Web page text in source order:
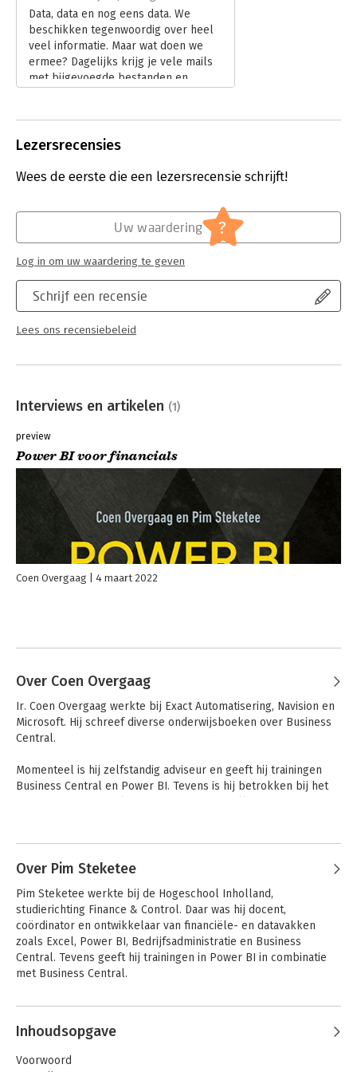
Doelgroep
Power BI voor financials is geschreven voor studenten in het
hoger beroepsonderwijs die een studie accountancy,
bedrijfseconomie, bedrijfskunde of finance & control volgen.
Data, data en nog eens data. We
beschikken tegenwoordig over heel
veel informatie. Maar wat doen we
ermee? Dagelijks krijg je vele mails
met bijgevoegde bestanden en
Lezersrecensies
Wees de eerste die een lezersrecensie schrijft!
Schrijf een recensie
Lees ons recensiebeleid
Uw waardering ?
Log in om uw waardering te geven
Interviews en artikelen (1)
preview
Power BI voor financials
Coen Overgaag 4 maart 2022
Over Coen Overgaag
Ir. Coen Overgaag werkte bij Exact Automatisering, Navision en
Microsoft. Hij schreef diverse onderwijsboeken over Business
Central.
Momenteel is hij zelfstandig adviseur en geeft hij trainingen
Business Central en Power BI. Tevens is hij betrokken bij het
Bedrijfsadministratie
met ERP in Exact
online
Over Pim Steketee
Pim Steketee werkte bij de Hogeschool Inholland,
studierichting Finance & Control. Daar was hij docent,
coördinator en ontwikkelaar van financiële- en datavakken
zoals Excel, Power BI, Bedrijfsadministratie en Business
Central. Tevens geeft hij trainingen in Power BI in combinatie
met Business Central.
Inhoudsopgave
Voorwoord